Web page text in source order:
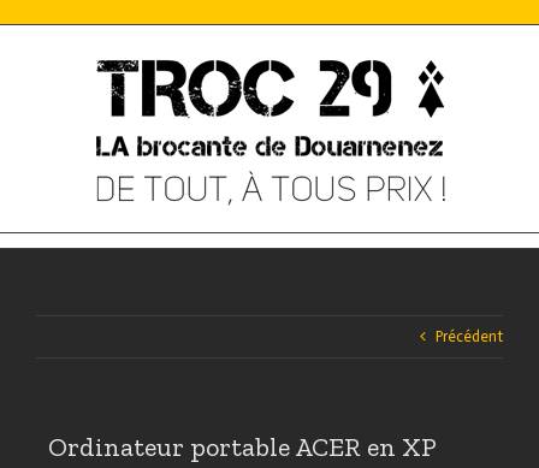
Précédent
Ordinateur portable ACER en XP